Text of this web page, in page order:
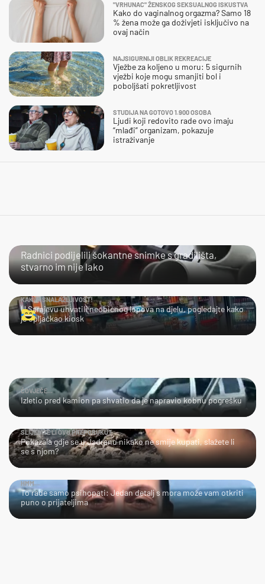
"VRHUNAC" ŽENSKOG SEKSUALNOG ISKUSTVA
Kako do vaginalnog orgazma? Samo 18
% žena može ga doživjeti isključivo na
ovaj način
NAJSIGURNIJI OBLIK REKREACIJE
Vježbe za koljeno u moru: 5 sigurnih
vježbi koje mogu smanjiti bol i
poboljšati pokretljivost
STUDIJA NA GOTOVO 1.900 OSOBA
Ljudi koji redovito rade ovo imaju
“mlađi” organizam, pokazuje
istraživanje
NIJE IM LAKO
Radnici podijelili šokantne snimke s gradilišta,
stvarno im nije lako
KAKVA SNALAŽLJIVOST!
U Sarajevu uhvatili neobičnog lopova na djelu, pogledajte kako
je opljačkao kiosk
ČOVJEČE...
Izletio pred kamion pa shvatio da je napravio kobnu pogrešku
SLIJEDITE LI OVU PREPORUKU?
Pokazala gdje se u Jadranu nikako ne smije kupati, slažete li
se s njom?
HMM…
To rade samo psihopati: Jedan detalj s mora može vam otkriti
puno o prijateljima